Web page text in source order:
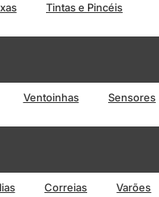
Tintas e Pincéis
Ventoinhas Sensores
Correias Varões